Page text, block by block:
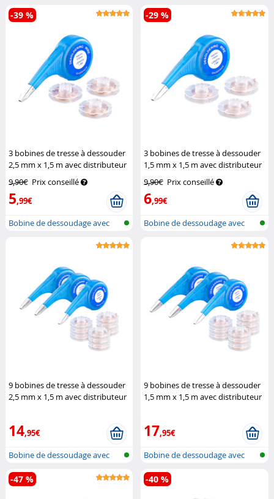
en a...
3 bobines de tresse à dessouder
2,5 mm x 1,5 m avec distributeur
9,90€ Prix conseillé
5,99€
-39 %
Bobine de dessoudage avec
3 bobines de tresse à dessouder
1,5 mm x 1,5 m avec distributeur
9,90€ Prix conseillé
6,99€
-29 %
Bobine de dessoudage avec
9 bobines de tresse à dessouder
2,5 mm x 1,5 m avec distributeur
14,95€
Bobine de dessoudage avec
distribut...
9 bobines de tresse à dessouder
1,5 mm x 1,5 m avec distributeur
17,95€
Bobine de dessoudage avec
distribut...
-47 % -40 %